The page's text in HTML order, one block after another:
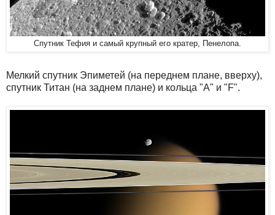
Спутник Тефия и самый крупный его кратер, Пенелопа.
Мелкий спутник Эпиметей (на переднем плане, вверху),
спутник Титан (на заднем плане) и кольца "A" и "F".